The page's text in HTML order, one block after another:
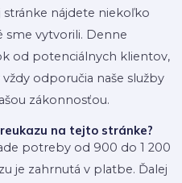
stránke nájdete niekoľko
vytvorili. Denne
od potenciálnych klientov,
odporučia naše služby
zákonnosťou.
na tejto stránke?
potreby od 900 do 1 200
je zahrnutá v platbe. Ďalej